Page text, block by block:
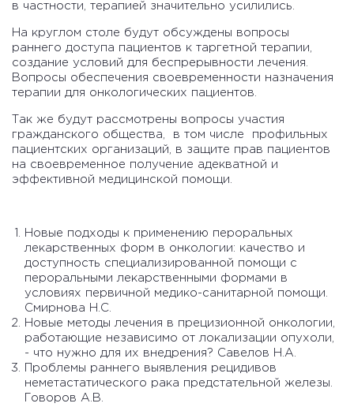
в частности, терапией значительно усилились.
На круглом столе будут обсуждены вопросы
раннего доступа пациентов к таргетной терапии,
создание условий для беспрерывности лечения.
Вопросы обеспечения своевременности назначения
терапии для онкологических пациентов.
Так же будут рассмотрены вопросы участия
гражданского общества, в том числе профильных
пациентских организаций, в защите прав пациентов
на своевременное получение адекватной и
эффективной медицинской помощи.
Новые подходы к применению пероральных
лекарственных форм в онкологии: качество и
доступность специализированной помощи с
пероральными лекарственными формами в
условиях первичной медико-санитарной помощи.
Смирнова Н.С.
Новые методы лечения в прецизионной онкологии,
работающие независимо от локализации опухоли,
- что нужно для их внедрения? Савелов Н.А.
Проблемы раннего выявления рецидивов
неметастатического рака предстательной железы.
Говоров А.В.